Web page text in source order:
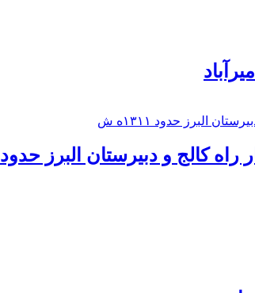
و دبيرستان البرز حدود ۱۳۱۱ه ش